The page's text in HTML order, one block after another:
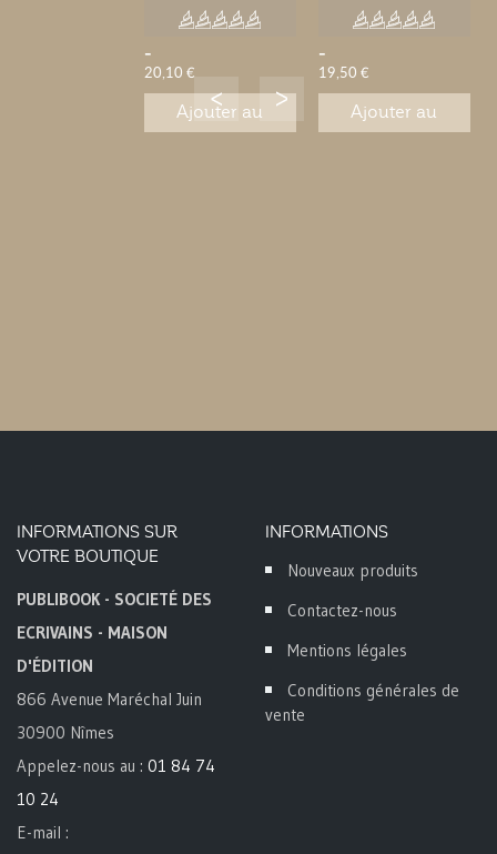
-
20,10 €
Ajouter au
-
19,50 €
Ajouter au
INFORMATIONS SUR
VOTRE BOUTIQUE
PUBLIBOOK - SOCIETÉ DES
ECRIVAINS - MAISON
D'ÉDITION
866 Avenue Maréchal Juin
30900 Nîmes
Appelez-nous au : 01 84 74
10 24
E-mail :
INFORMATIONS
Nouveaux produits
Contactez-nous
Mentions légales
Conditions générales de
vente